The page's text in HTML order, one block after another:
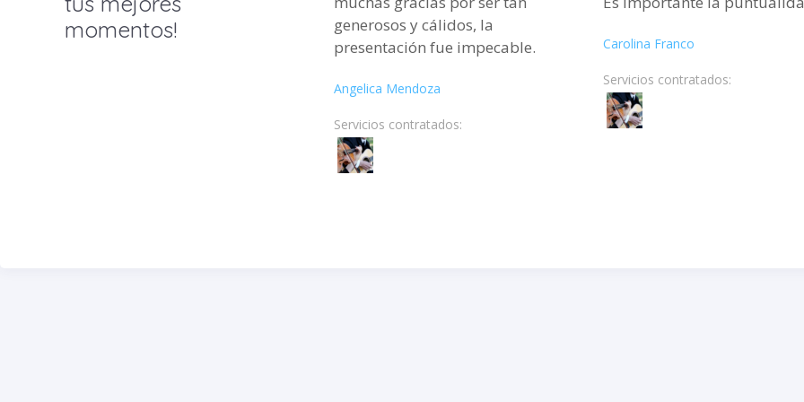
momentos!
generosos y cálidos, la
presentación fue impecable.
Angelica Mendoza
Servicios contratados:
Carolina Franco
Servicios contratados: